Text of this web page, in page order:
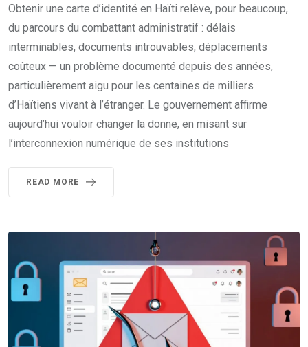
Obtenir une carte d’identité en Haïti relève, pour beaucoup,
du parcours du combattant administratif : délais
interminables, documents introuvables, déplacements
coûteux — un problème documenté depuis des années,
particulièrement aigu pour les centaines de milliers
d’Haïtiens vivant à l’étranger. Le gouvernement affirme
aujourd’hui vouloir changer la donne, en misant sur
l’interconnexion numérique de ses institutions
READ MORE